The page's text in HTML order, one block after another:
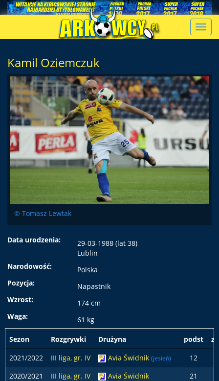
Kamil Oziemczuk
© Tomasz Lewtak
Data urodzenia:
29-03-1988 (lat 38)
Lublin
Narodowość:
Polska
Pozycja:
Napastnik
Wzrost:
174 cm
Waga:
61 kg
Sezon Rozgrywki Drużyna podst
z
2021/2022
III liga, gr. IV Avia Świdnik (jesień)
12
2020/2021
III liga, gr. IV Avia Świdnik
21